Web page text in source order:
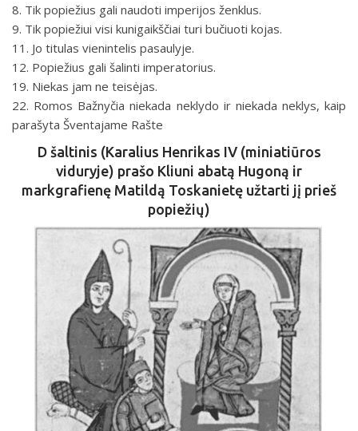
8. Tik popiežius gali naudoti imperijos ženklus.
9. Tik popiežiui visi kunigaikščiai turi bučiuoti kojas.
11. Jo titulas vienintelis pasaulyje.
12. Popiežius gali šalinti imperatorius.
19. Niekas jam ne teisėjas.
22. Romos Bažnyčia niekada neklydo ir niekada neklys, kaip
parašyta Šventajame Rašte
D šaltinis (Karalius Henrikas IV (miniatiūros
viduryje) prašo Kliuni abatą Hugoną ir
markgrafienę Matildą Toskanietę užtarti jį prieš
popiežių)